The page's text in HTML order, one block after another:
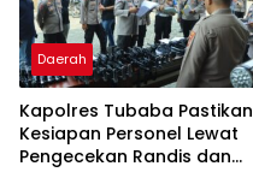
Daerah
Kapolres Tubaba Pastikan
Kesiapan Personel Lewat
Pengecekan Randis dan